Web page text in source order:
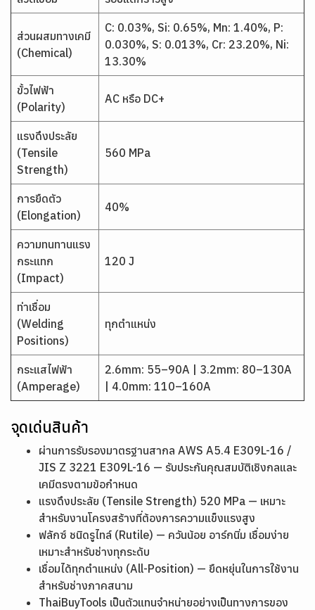
ส่วนผสมทางเคมี
(Chemical)
C: 0.03%, Si: 0.65%, Mn: 1.40%, P:
0.030%, S: 0.013%, Cr: 23.20%, Ni:
13.30%
ขั้วไฟฟ้า
(Polarity)
AC หรือ DC+
แรงดึงประลัย
(Tensile
Strength)
560 MPa
การยืดตัว
(Elongation)
40%
ความทนทานแรง
กระแทก
(Impact)
120 J
ท่าเชื่อม
(Welding
Positions)
ทุกตำแหน่ง
กระแสไฟฟ้า
(Amperage)
2.6mm: 55–90A | 3.2mm: 80–130A
| 4.0mm: 110–160A
จุดเด่นสินค้า
ผ่านการรับรองมาตรฐานสากล AWS A5.4 E309L-16 /
JIS Z 3221 E309L-16 — รับประกันคุณสมบัติเชิงกลและ
เคมีตรงตามข้อกำหนด
แรงดึงประลัย (Tensile Strength) 520 MPa — เหมาะ
สำหรับงานโครงสร้างที่ต้องการความแข็งแรงสูง
ฟลักซ์ ชนิดรูไทล์ (Rutile) — ควันน้อย อาร์กนิ่ม เชื่อมง่าย
เหมาะสำหรับช่างทุกระดับ
เชื่อมได้ทุกตำแหน่ง (All-Position) — ยืดหยุ่นในการใช้งาน
สำหรับช่างภาคสนาม
ThaiBuyTools เป็นตัวแทนจำหน่ายอย่างเป็นทางการของ